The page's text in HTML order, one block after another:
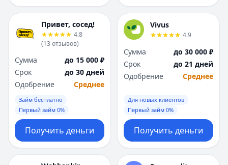
Привет, сосед!
4.8
(13 отзывов)
Сумма
до 15 000 ₽
Срок
до 30 дней
Одобрение
Среднее
Займ бесплатно
Первый займ 0%
Получить деньги
Vivus
4.9
Сумма
до 30 000 ₽
Срок
до 21 дней
Одобрение
Среднее
Для новых клиентов
Первый займ 0%
Получить деньги